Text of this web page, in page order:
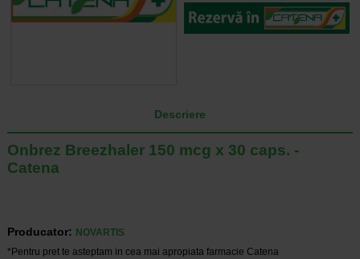
Descriere
Onbrez Breezhaler 150 mcg x 30 caps. -
Catena
Producator: NOVARTIS
*Pentru pret te asteptam in cea mai apropiata farmacie Catena